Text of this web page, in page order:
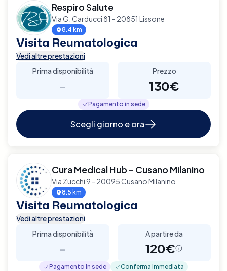
Respiro Salute
Via G. Carducci 81 - 20851 Lissone
8.4 km
Visita Reumatologica
Vedi altre prestazioni
Prima disponibilità
-
Prezzo
130€
Pagamento in sede
Scegli giorno e ora
Cura Medical Hub - Cusano Milanino
Via Zucchi 9 - 20095 Cusano Milanino
8.5 km
Visita Reumatologica
Vedi altre prestazioni
Prima disponibilità
-
A partire da
120€
Pagamento in sede Conferma immediata